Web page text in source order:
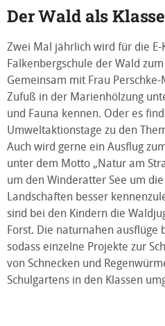
Der Wald als
Zwei Mal jährlich wird für die E-
Falkenbergschule der Wald
Gemeinsam mit Frau
Zufuß in der Marienhölzung
und Fauna kennen. Oder es
Umweltaktionstage zu den
Auch wird gerne ein Ausflug
unter dem Motto „Natur am
um den Winderatter See um
Landschaften besser
sind bei den Kindern die
Forst. Die naturnahen ausflüge
sodass einzelne Projekte zur
von Schnecken und
Schulgartens in den Klassen